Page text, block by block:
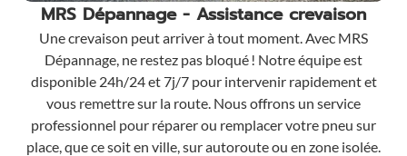
MRS Dépannage - Assistance crevaison
Une crevaison peut arriver à tout moment. Avec MRS
Dépannage, ne restez pas bloqué ! Notre équipe est
disponible 24h/24 et 7j/7 pour intervenir rapidement et
vous remettre sur la route. Nous offrons un service
professionnel pour réparer ou remplacer votre pneu sur
place, que ce soit en ville, sur autoroute ou en zone isolée.